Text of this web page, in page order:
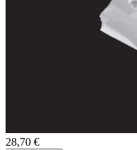
28,70 €